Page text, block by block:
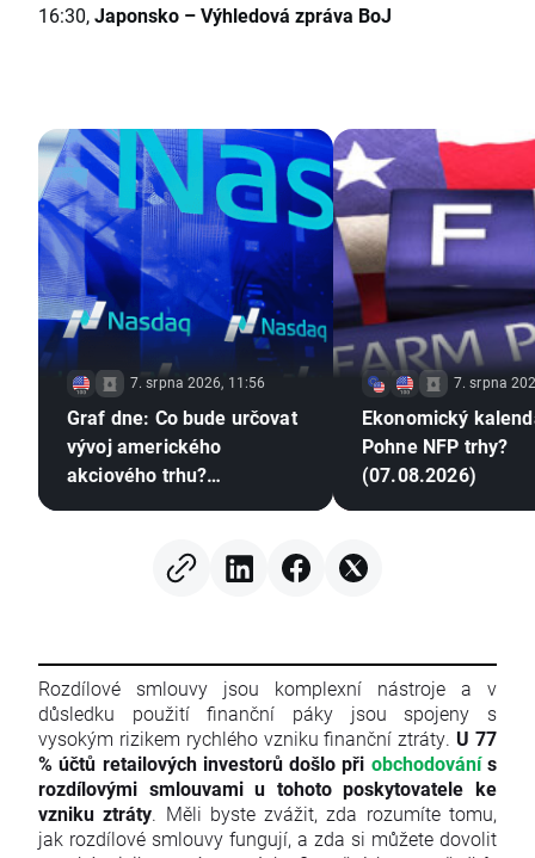
16:30,Japonsko –Výhledová zpráva BoJ
7. srpna 2026, 11:56
Graf dne: Co bude určovat
vývoj amerického
akciového trhu?
7. srpna
Ekonomický
Pohne NFP trhy?
(07.08.2026)
Rozdílové smlouvy jsou komplexní nástroje a v
důsledku použití finanční páky jsou spojeny s
vysokým rizikem rychlého vzniku finanční ztráty. U 77
% účtů retailových investorů došlo při obchodovánís
rozdílovými smlouvami u tohoto poskytovatele ke
vzniku ztráty. Měli byste zvážit, zda rozumíte tomu,
jak rozdílové smlouvy fungují, a zda si můžete dovolit